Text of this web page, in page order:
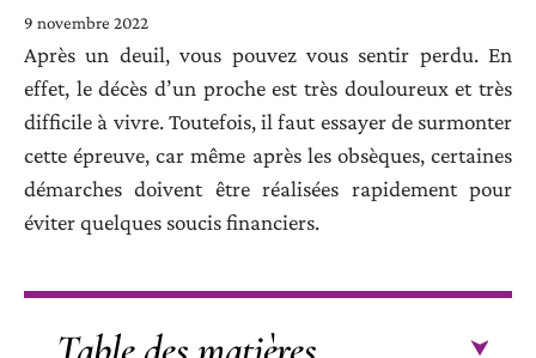
9 novembre 2022
Après un deuil, vous pouvez vous sentir perdu. En
effet, le décès d’un proche est très douloureux et très
difficile à vivre. Toutefois, il faut essayer de surmonter
cette épreuve, car même après les obsèques, certaines
démarches doivent être réalisées rapidement pour
éviter quelques soucis financiers.